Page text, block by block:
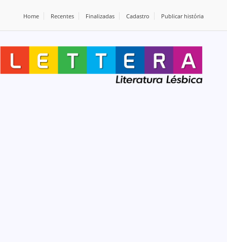
Home Recentes Finalizadas Cadastro Publicar história